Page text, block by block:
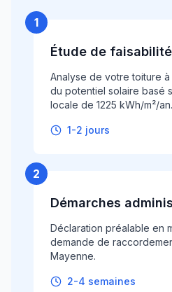
1
Étude de faisabilité
Analyse de votre toiture
du potentiel solaire basé
locale de 1225 kWh/m²/an.
1-2 jours
2
Démarches
Déclaration préalable en
demande de
Mayenne.
2-4 semaines